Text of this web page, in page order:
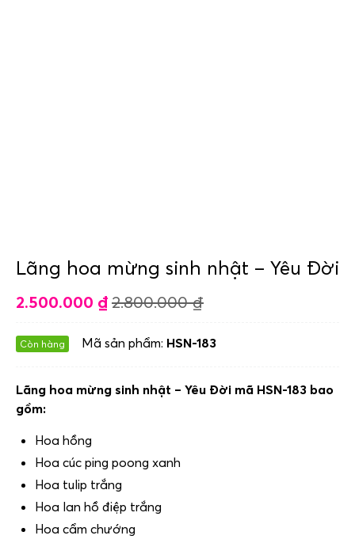
Lãng hoa mừng sinh nhật – Yêu Đời
2.500.000 ₫ 2.800.000₫
Còn hàng Mã sản phẩm: HSN-183
Lãng hoa mừng sinh nhật – Yêu Đời mã HSN-183 bao
gồm:
Hoa hồng
Hoa cúc ping poong xanh
Hoa tulip trắng
Hoa lan hồ điệp trắng
Hoa cẩm chướng